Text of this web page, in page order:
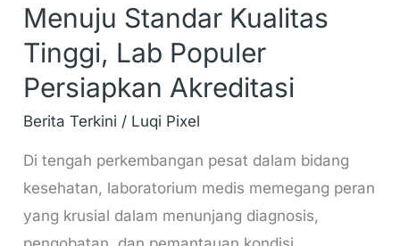
Menuju Standar Kualitas
Tinggi, Lab Populer
Persiapkan Akreditasi
Berita Terkini / Luqi Pixel
Di tengah perkembangan pesat dalam bidang
kesehatan, laboratorium medis memegang peran
yang krusial dalam menunjang diagnosis,